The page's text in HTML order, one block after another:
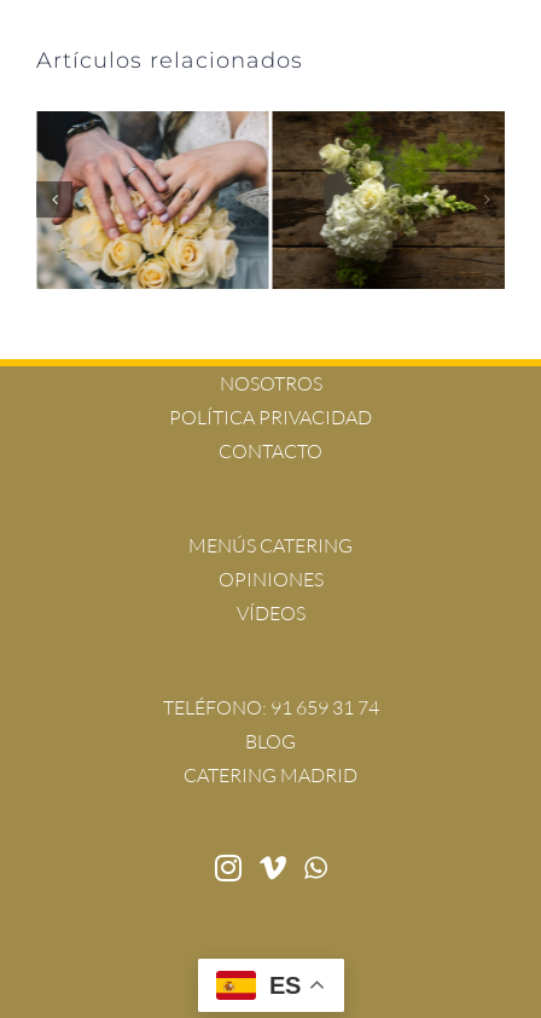
Artículos relacionados
Ideas para
pedir la mano
de la novia
¿A quién se le
da el ramo de
novia?
NOSOTROS
POLÍTICA PRIVACIDAD
CONTACTO
MENÚS CATERING
OPINIONES
VÍDEOS
TELÉFONO: 91 659 31 74
BLOG
CATERING MADRID
ES